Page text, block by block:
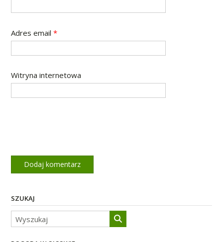
Adres email *
Witryna internetowa
SZUKAJ